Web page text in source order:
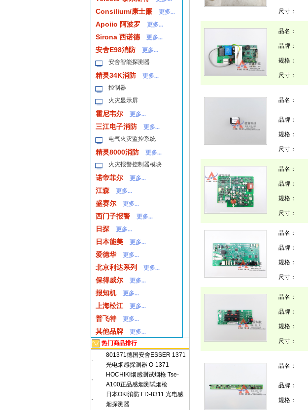
Consilium/康士廉 更多...
Apoiio 阿波罗 更多...
Sirona 西诺德 更多...
安舍E98消防
更多...
安舍智能探测器
精灵34K消防
更多...
控制器
火灾显示屏
霍尼韦尔 更多...
三江电子消防
更多...
电气火灾监控系统
精灵8000消防
更多...
火灾报警控制器模块
诺帝菲尔 更多...
江森 更多...
盛赛尔 更多...
西门子报警 更多...
日探 更多...
日本能美 更多...
爱德华 更多...
北京利达系列 更多...
保得威尔 更多...
报知机 更多...
上海松江 更多...
普飞特 更多...
其他品牌
更多...
热门商品排行
·
801371德国安舍ESSER 1371
光电烟感探测器 O-1371
·
HOCHIKI烟感测试烟枪 Tse-
A100正品感烟测试烟枪
·
日本OKI消防 FD-8311 光电感
烟探测器
尺寸：
品名：
品牌：
规格：
尺寸：
品名：
品牌：
规格：
尺寸：
品名：
品牌：
规格：
尺寸：
品名：
品牌：
规格：
尺寸：
品名：
品牌：
规格：
尺寸：
品名：
品牌：
规格：